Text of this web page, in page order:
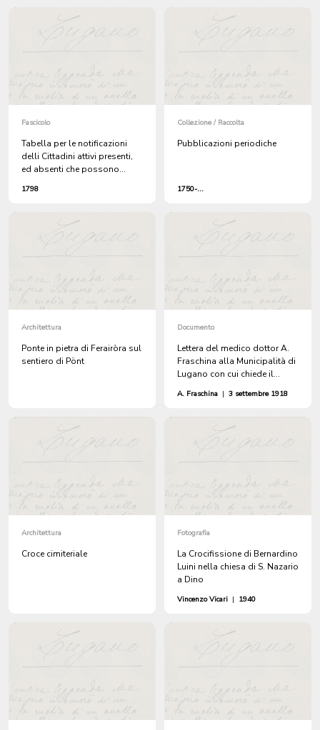
Fascicolo
Tabella per le notificazioni
delli Cittadini attivi presenti,
ed absenti che possono
ossiano Comizi primari della
1798
Collezione / Raccolta
Pubblicazioni periodiche
1750-...
Architettura
Ponte in pietra di Ferairòra sul
sentiero di Pönt
Documento
Lettera del medico dottor A.
Fraschina alla Municipalità di
Lugano con cui chiede il
Ospedale dell'ammalato
Via Pessina 20, colpito dalla
A. Fraschina | 3 settembre 1918
Architettura
Croce cimiteriale
Fotografia
La Crocifissione di Bernardino
Luini nella chiesa di S. Nazario
a Dino
Vincenzo Vicari | 1940